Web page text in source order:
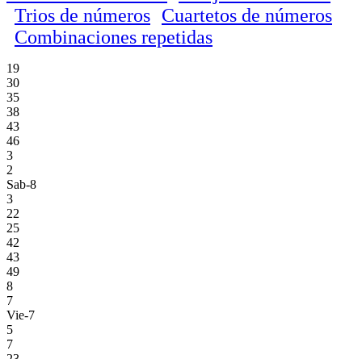
Trios de números Cuartetos de números
Combinaciones repetidas
19
30
35
38
43
46
3
2
Sab-8
3
22
25
42
43
49
8
7
Vie-7
5
7